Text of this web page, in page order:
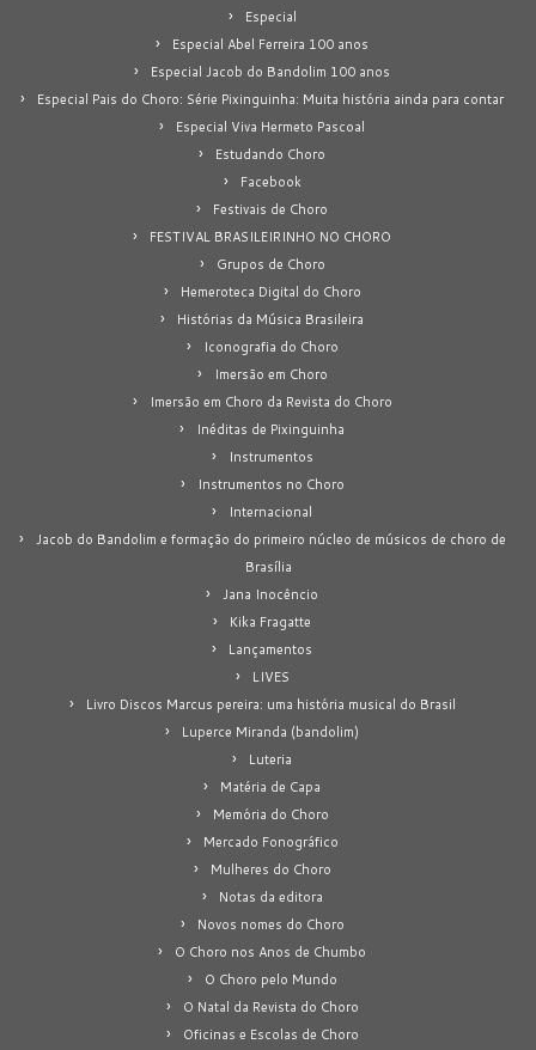
Especial
Especial Abel Ferreira 100 anos
Especial Jacob do Bandolim 100 anos
Especial Pais do Choro: Série Pixinguinha: Muita história ainda para contar
Especial Viva Hermeto Pascoal
Estudando Choro
Facebook
Festivais de Choro
FESTIVAL BRASILEIRINHO NO CHORO
Grupos de Choro
Hemeroteca Digital do Choro
Histórias da Música Brasileira
Iconografia do Choro
Imersão em Choro
Imersão em Choro da Revista do Choro
Inéditas de Pixinguinha
Instrumentos
Instrumentos no Choro
Internacional
Jacob do Bandolim e formação do primeiro núcleo de músicos de choro de
Brasília
Jana Inocêncio
Kika Fragatte
Lançamentos
LIVES
Livro Discos Marcus pereira: uma história musical do Brasil
Luperce Miranda (bandolim)
Luteria
Matéria de Capa
Memória do Choro
Mercado Fonográfico
Mulheres do Choro
Notas da editora
Novos nomes do Choro
O Choro nos Anos de Chumbo
O Choro pelo Mundo
O Natal da Revista do Choro
Oficinas e Escolas de Choro